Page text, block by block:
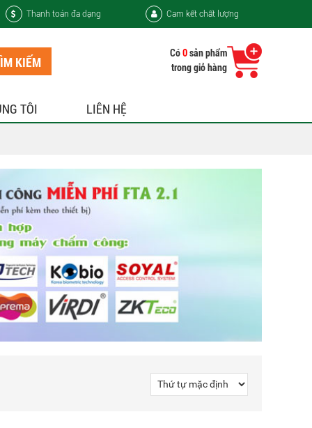
Thanh toán đa dạng Cam kết chất lượng
KIẾM
Có0sản phẩm
trong giỏ hàng
TÔI LIÊN HỆ